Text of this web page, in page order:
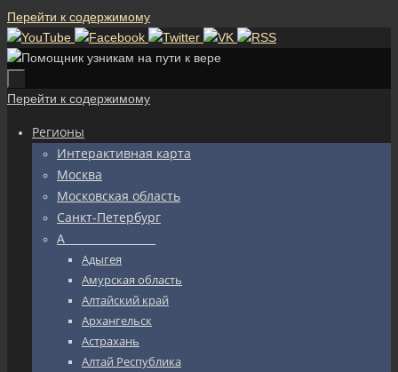
Перейти к содержимому
Перейти к содержимому
Регионы
Интерактивная карта
Москва
Московская область
Санкт-Петербург
А_________________
Адыгея
Амурская область
Алтайский край
Архангельск
Астрахань
Алтай Республика